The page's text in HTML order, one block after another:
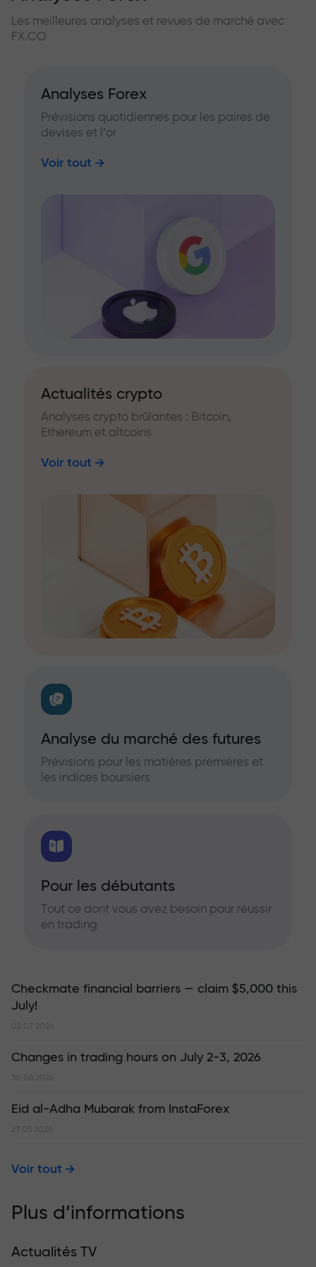
Les meilleures analyses et revues de marché avec
FX.CO
Analyses Forex
Prévisions quotidiennes pour les paires de
devises et l’or
Voir tout
Actualités crypto
Analyses crypto brûlantes : Bitcoin,
Ethereum et altcoins
Voir tout
Analyse du marché des futures
Prévisions pour les matières premières et
les indices boursiers
Pour les débutants
Tout ce dont vous avez besoin pour réussir
en trading
Checkmate financial barriers — claim $5,000 this
July!
02.07.2026
Changes in trading hours on July 2-3, 2026
30.06.2026
Eid al-Adha Mubarak from InstaForex
27.05.2026
Voir tout
Plus d’informations
Actualités TV